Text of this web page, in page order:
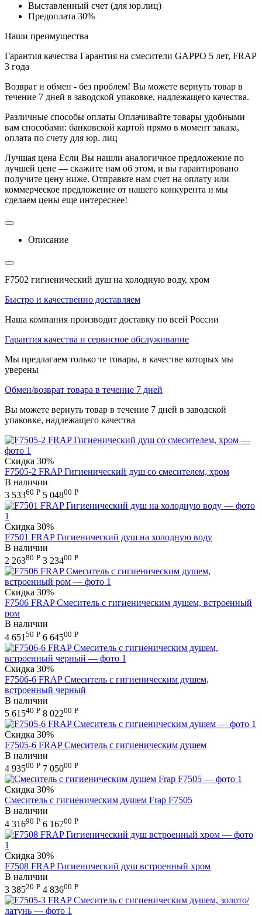
Выставленный счет (для юр.лиц)
Предоплата 30%
Наши преимущества
Гарантия качества Гарантия на смесители GAPPO 5 лет, FRAP
3 года
Возврат и обмен - без проблем! Вы можете вернуть товар в
течение 7 дней в заводской упаковке, надлежащего качества.
Различные способы оплаты Оплачивайте товары удобными
вам способами: банковской картой прямо в момент заказа,
оплата по счету для юр. лиц
Лучшая цена Если Вы нашли аналогичное предложение по
лучшей цене — скажите нам об этом, и вы гарантировано
получите цену ниже. Отправьте нам счет на оплату или
коммерческое предложение от нашего конкурента и мы
сделаем цены еще интереснее!
Описание
F7502 гигиенический душ на холодную воду, хром
Быстро и качественно доставляем
Наша компания производит доставку по всей России
Гарантия качества и сервисное обслуживание
Мы предлагаем только те товары, в качестве которых мы
уверены
Обмен/возврат товара в течение 7 дней
Вы можете вернуть товар в течение 7 дней в заводской
упаковке, надлежащего качества
Скидка 30%
F7505-2 FRAP Гигиенический душ со смесителем, хром
В наличии
3 53360 Р 5 04800 Р
Скидка 30%
F7501 FRAP Гигиенический душ на холодную воду
В наличии
2 26380 Р 3 23400 Р
Скидка 30%
F7506 FRAP Смеситель с гигиеническим душем, встроенный
ром
В наличии
4 651 50 Р 6 64500 Р
Скидка 30%
F7506-6 FRAP Смеситель с гигиеническим душем,
встроенный черный
В наличии
5 61540 Р 8 02200 Р
Скидка 30%
F7505-6 FRAP Смеситель с гигиеническим душем
В наличии
4 93500 Р 7 05000 Р
Скидка 30%
Смеситель с гигиеническим душем Frap F7505
В наличии
4 31690 Р 6 16700 Р
Скидка 30%
F7508 FRAP Гигиенический душ встроенный хром
В наличии
3 38520 Р 4 83600 Р